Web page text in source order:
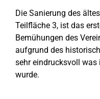
Die Sanierung des
Teilfläche 3, ist das
Bemühungen des
aufgrund des
sehr eindrucksvoll
wurde.